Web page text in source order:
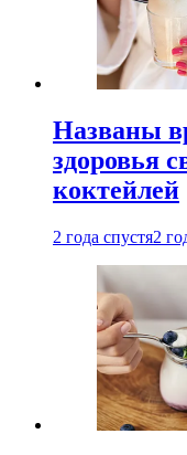
Названы
здоровья
коктейлей
2 года спустя2